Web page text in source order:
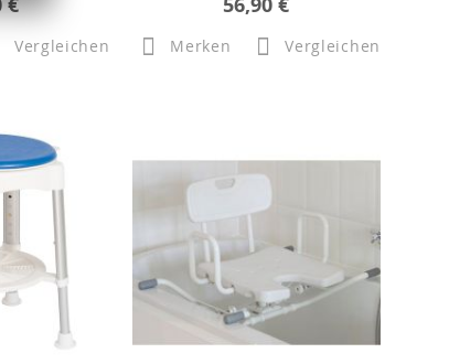
Vergleichen Merken Vergleichen